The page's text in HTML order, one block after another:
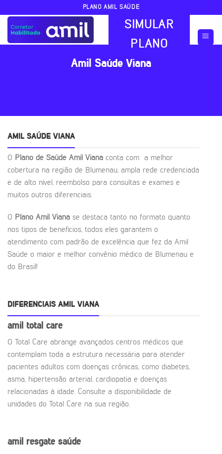
content
PLANO AMIL SAÚDE
SIMULAR
PLANO
Amil Saúde Viana
AMIL SAÚDE VIANA
O Plano de Saúde Amil Viana conta com a melhor
cobertura na região de Blumenau, ampla rede credenciada
e de alto nível, reembolso para consultas e exames e
muitos outros diferenciais.
O Plano Amil Viana se destaca tanto no formato quanto
nos tipos de benefícios, todos eles garantem o
atendimento com padrão de excelência que fez da Amil
Saúde o maior e melhor convênio médico de Blumenau e
do Brasil!
DIFERENCIAIS AMIL VIANA
amil total care
O Total Care abrange avançados centros médicos que
contemplam toda a estrutura necessária para atender
pacientes adultos com doenças crônicas, como diabetes,
asma, hipertensão arterial, cardiopatia e doenças
relacionadas à idade. Consulte a disponibilidade de
unidades do Total Care na sua região.
amil resgate saúde